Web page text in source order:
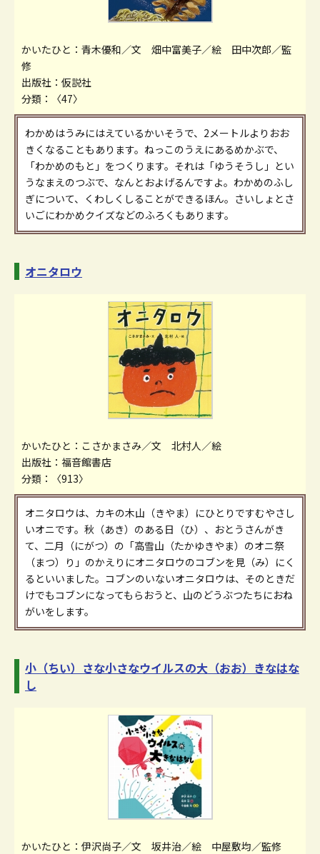
かいたひと：青木優和／文 畑中富美子／絵 田中次郎／監
修
出版社：仮説社
分類：〈47〉
わかめはうみにはえているかいそうで、2メートルよりおお
きくなることもあります。ねっこのうえにあるめかぶで、
「わかめのもと」をつくります。それは「ゆうそうし」とい
うなまえのつぶで、なんとおよげるんですよ。わかめのふし
ぎについて、くわしくしることができるほん。さいしょとさ
いごにわかめクイズなどのふろくもあります。
オニタロウ
かいたひと：こさかまさみ／文 北村人／絵
出版社：福音館書店
分類：〈913〉
オニタロウは、カキの木山（きやま）にひとりですむやさし
いオニです。秋（あき）のある日（ひ）、おとうさんがき
て、二月（にがつ）の「高雪山（たかゆきやま）のオニ祭
（まつ）り」のかえりにオニタロウのコブンを見（み）にく
るといいました。コブンのいないオニタロウは、そのときだ
けでもコブンになってもらおうと、山のどうぶつたちにおね
がいをします。
小（ちい）さな小さなウイルスの大（おお）きなはな
し
かいたひと：伊沢尚子／文 坂井治／絵 中屋敷均／監修